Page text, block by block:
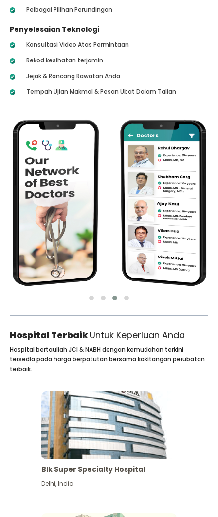
Pelbagai Pilihan Perundingan
Penyelesaian Teknologi
Konsultasi Video Atas Permintaan
Rekod kesihatan terjamin
Jejak & Rancang Rawatan Anda
Tempah Ujian Makmal & Pesan Ubat Dalam Talian
Hospital TerbaikUntuk Keperluan Anda
Hospital bertauliah JCI & NABH dengan kemudahan terkini
tersedia pada harga berpatutan bersama kakitangan perubatan
terbaik.
Blk Super Specialty Hospital
Delhi,India